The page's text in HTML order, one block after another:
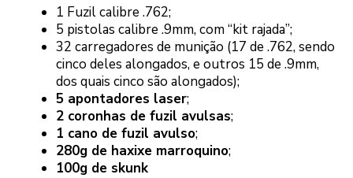
1 Fuzil calibre .762;
5 pistolas calibre .9mm, com “kit rajada”;
32 carregadores de munição (17 de .762, sendo
cinco deles alongados, e outros 15 de .9mm,
dos quais cinco são alongados);
5 apontadores laser;
2 coronhas de fuzil avulsas;
1 cano de fuzil avulso;
280g de haxixe marroquino;
100g de skunk